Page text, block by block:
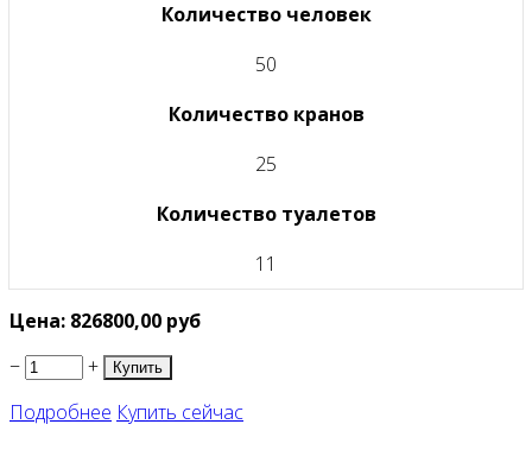
Количество человек
50
Количество кранов
25
Количество туалетов
11
Цена: 826800,00 руб
−
+
Подробнее Купить сейчас